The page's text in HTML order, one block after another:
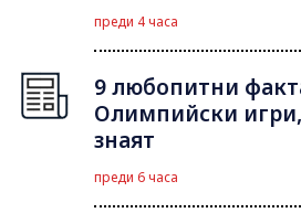
преди 4 часа
9 любопитни
Олимпийски
знаят
преди 6 часа